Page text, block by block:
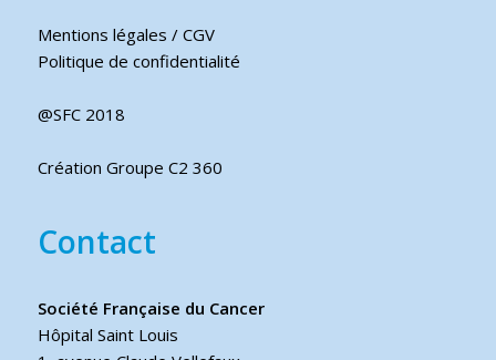
Mentions légales / CGV
Politique de confidentialité
@SFC 2018
Création Groupe C2 360
Contact
Société Française du Cancer
Hôpital Saint Louis